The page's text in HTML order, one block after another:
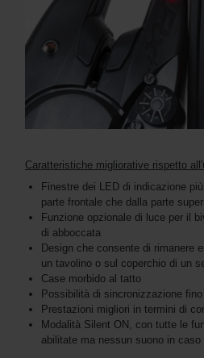
Caratteristiche migliorative rispetto
Finestre dei LED di indicazione
parte frontale che dalla parte
Funzione opzionale di luce per il
di abboccata
Design che consente di rimanere
un tavolino o sul coperchio di un
Case morbido al tatto
Possibilità di sincronizzazione
Prestazioni migliori in termini di
Modalità Silent ON, con tutte le
abilitate ma nessun suono in caso